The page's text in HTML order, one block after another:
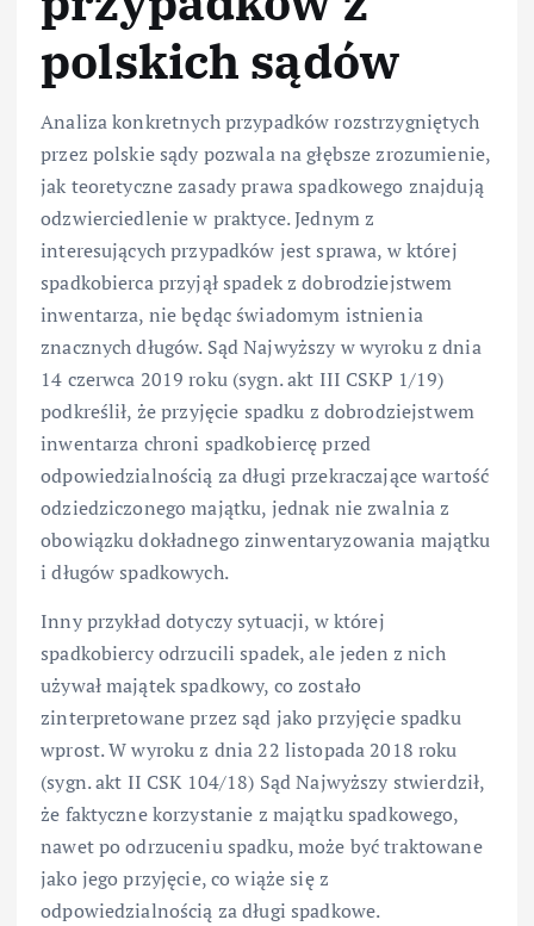
polskich sądów
Analiza konkretnych przypadków rozstrzygniętych
przez polskie sądy pozwala na głębsze zrozumienie,
jak teoretyczne zasady prawa spadkowego znajdują
odzwierciedlenie w praktyce. Jednym z
interesujących przypadków jest sprawa, w której
spadkobierca przyjął spadek z dobrodziejstwem
inwentarza, nie będąc świadomym istnienia
znacznych długów. Sąd Najwyższy w wyroku z dnia
14 czerwca 2019 roku (sygn. akt III CSKP 1/19)
podkreślił, że przyjęcie spadku z dobrodziejstwem
inwentarza chroni spadkobiercę przed
odpowiedzialnością za długi przekraczające wartość
odziedziczonego majątku, jednak nie zwalnia z
obowiązku dokładnego zinwentaryzowania majątku
i długów spadkowych.
Inny przykład dotyczy sytuacji, w której
spadkobiercy odrzucili spadek, ale jeden z nich
używał majątek spadkowy, co zostało
zinterpretowane przez sąd jako przyjęcie spadku
wprost. W wyroku z dnia 22 listopada 2018 roku
(sygn. akt II CSK 104/18) Sąd Najwyższy stwierdził,
że faktyczne korzystanie z majątku spadkowego,
nawet po odrzuceniu spadku, może być traktowane
jako jego przyjęcie, co wiąże się z
odpowiedzialnością za długi spadkowe.